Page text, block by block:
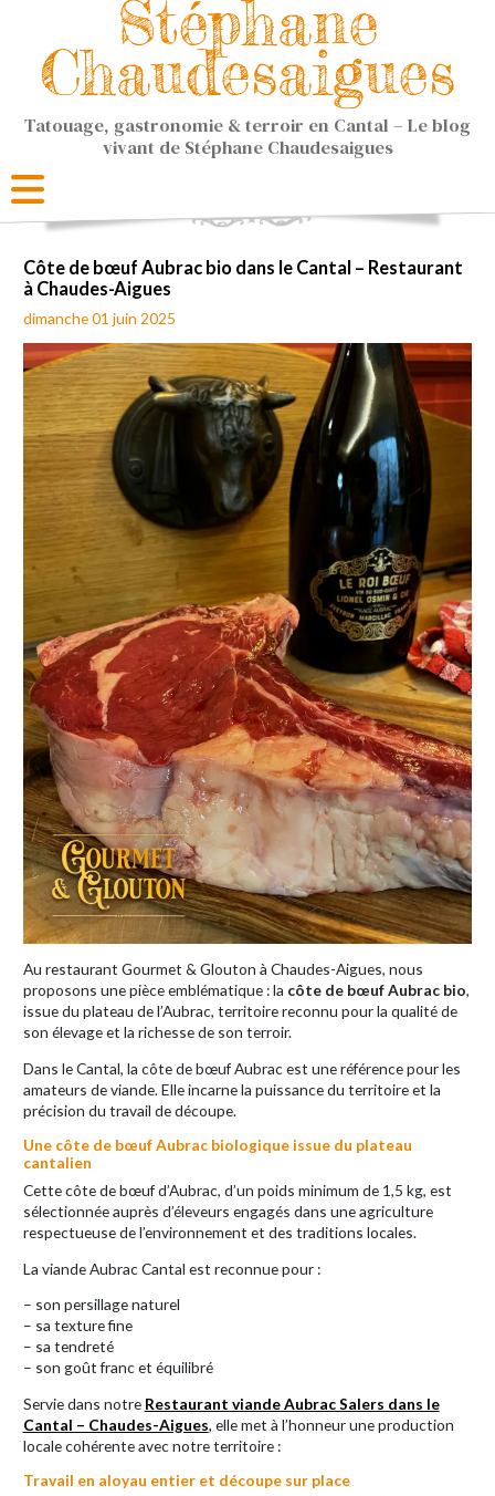
Stéphane
Chaudesaigues
Tatouage, gastronomie & terroir en Cantal – Le blog
vivant de Stéphane Chaudesaigues
Côte de bœuf Aubrac bio dans le Cantal – Restaurant
à Chaudes-Aigues
dimanche 01 juin 2025
Au restaurant Gourmet & Glouton à Chaudes-Aigues, nous
proposons une pièce emblématique : la côte de bœuf Aubrac bio,
issue du plateau de l’Aubrac, territoire reconnu pour la qualité de
son élevage et la richesse de son terroir.
Dans le Cantal, la côte de bœuf Aubrac est une référence pour les
amateurs de viande. Elle incarne la puissance du territoire et la
précision du travail de découpe.
Une côte de bœuf Aubrac biologique issue du plateau
cantalien
Cette côte de bœuf d’Aubrac, d’un poids minimum de 1,5 kg, est
sélectionnée auprès d’éleveurs engagés dans une agriculture
respectueuse de l’environnement et des traditions locales.
La viande Aubrac Cantal est reconnue pour :
– son persillage naturel
– sa texture fine
– sa tendreté
– son goût franc et équilibré
Servie dans notre Restaurant viande Aubrac Salers dans le
Cantal – Chaudes-Aigues, elle met à l’honneur une production
locale cohérente avec notre territoire :
Travail en aloyau entier et découpe sur place